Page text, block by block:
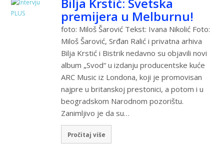
premijera u Melburnu!
foto: Miloš Šarović Tekst: Ivana Nikolić Foto:
Miloš Šarović, Srđan Ralić i privatna arhiva
Bilja Krstić i Bistrik nedavno su objavili novi
album „Svod“ u izdanju producentske kuće
ARC Music iz Londona, koji je promovisan
najpre u britanskoj prestonici, a potom i u
beogradskom Narodnom pozorištu.
Zanimljivo je da su…
Pročitaj više